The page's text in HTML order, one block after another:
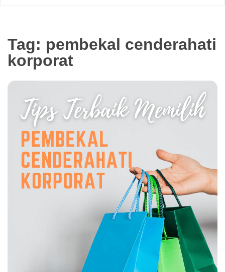
Tag: pembekal cenderahati
korporat